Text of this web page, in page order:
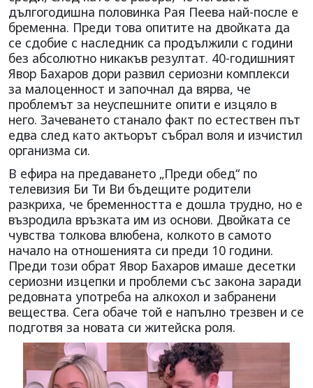
дългогодишна половинка Рая Пеева най-после е
бременна. Преди това опитите на двойката да
се сдобие с наследник са продължили с години
без абсолютно никакъв резултат. 40-годишният
Явор Бахаров дори развил сериозни комплекси
за малоценност и започнал да вярва, че
проблемът за неуспешните опити е изцяло в
него. Зачеването станало факт по естествен път
едва след като актьорът събрал воля и изчистил
организма си.
В ефира на предаването „Преди обед“ по
телевизия Би Ти Ви бъдещите родители
разкриха, че бременността е дошла трудно, но е
възродила връзката им из основи. Двойката се
чувства толкова влюбена, колкото в самото
начало на отношенията си преди 10 години.
Преди този обрат Явор Бахаров имаше десетки
сериозни изцепки и проблеми със закона заради
редовната употреба на алкохол и забранени
вещества. Сега обаче той е напълно трезвен и се
подготвя за новата си житейска роля.